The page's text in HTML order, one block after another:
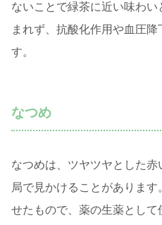
ないことで緑茶に近い味わ
まれず、抗酸化作用や血圧
す。
なつめ
なつめは、ツヤツヤとした
局で見かけることがありま
せたもので、薬の生薬とし